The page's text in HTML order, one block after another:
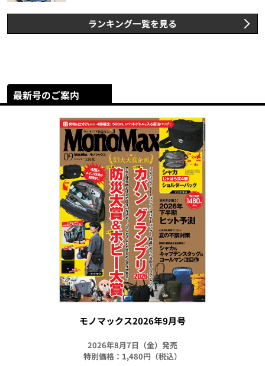
ランキング一覧を見る
最新号のご案内
モノマックス2026年9月号
2026年8月7日（金）発売
特別価格：1,480円（税込）